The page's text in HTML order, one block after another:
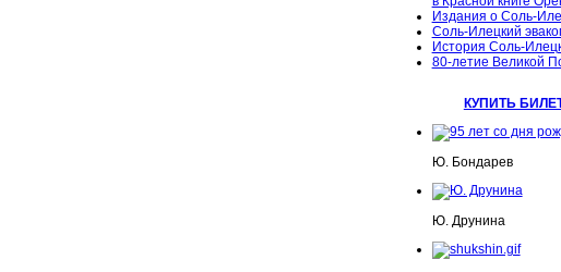
Издания о Соль-
Соль-Илецкий
История Соль-
80-летие Великой
КУПИТЬ
Ю. Бондарев
Ю. Друнина